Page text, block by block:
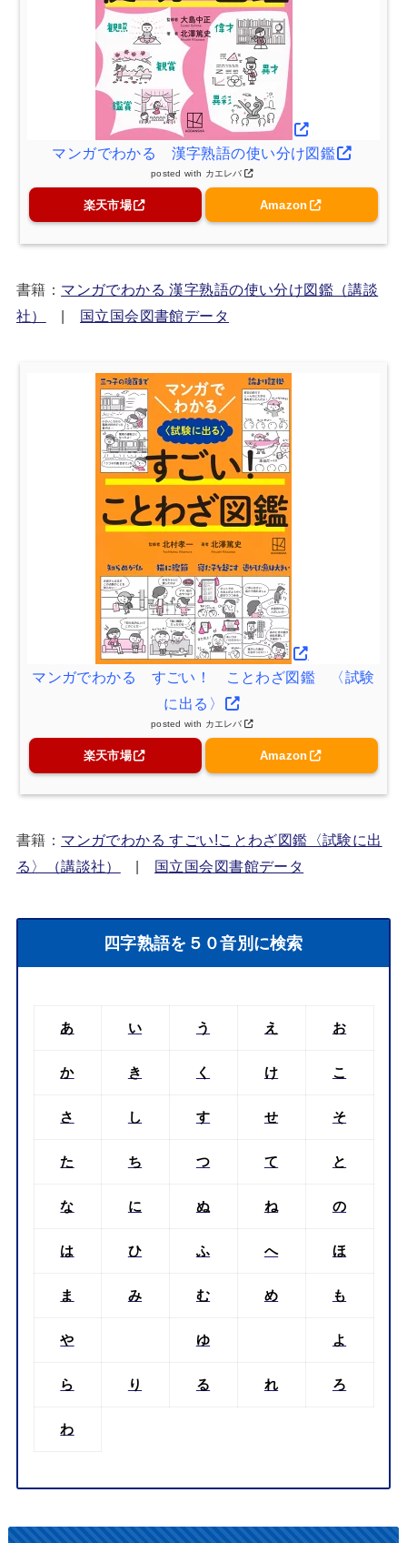
マンガでわかる 漢字熟語の使い分け図鑑
posted with カエレバ
楽天市場 Amazon
書籍： マンガでわかる 漢字熟語の使い分け図鑑（講談
社）
| 国立国会図書館データ
マンガでわかる すごい！ ことわざ図鑑 〈試験
に出る〉
posted with カエレバ
楽天市場 Amazon
書籍： マンガでわかる すごい!ことわざ図鑑〈試験に出
る〉（講談社）
国立国会図書館データ
四字熟語を５０音別に検索
あ い う え お
か き く け こ
さ し す せ そ
た ち つ て と
な に ぬ ね の
は ひ ふ へ ほ
ま み む め も
や ゆ よ
ら り る れ ろ
わ